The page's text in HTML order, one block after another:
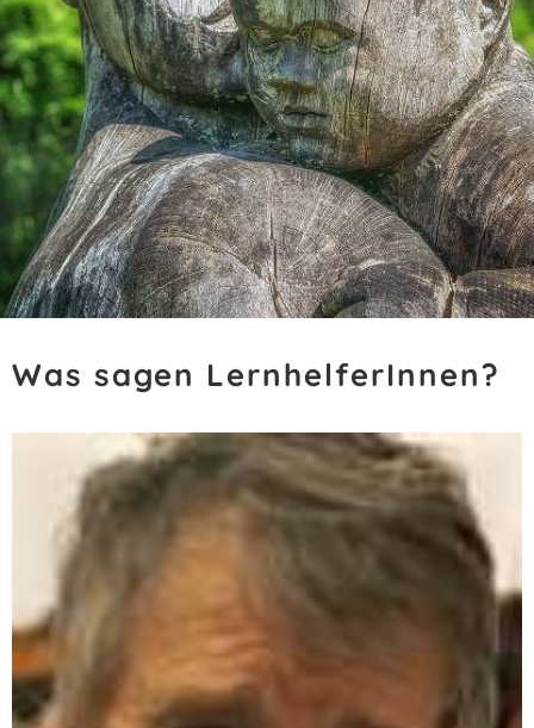
Was sagen LernhelferInnen?